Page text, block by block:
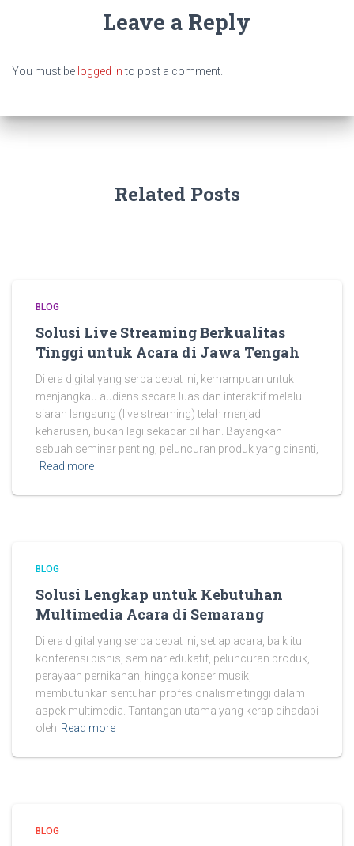
Leave a Reply
You must be logged into post a comment.
Related Posts
BLOG
Solusi Live Streaming Berkualitas
Tinggi untuk Acara di Jawa Tengah
Di era digital yang serba cepat ini, kemampuan untuk
menjangkau audiens secara luas dan interaktif melalui
siaran langsung (live streaming) telah menjadi
keharusan, bukan lagi sekadar pilihan. Bayangkan
sebuah seminar penting, peluncuran produk yang dinanti,
Read more
BLOG
Solusi Lengkap untuk Kebutuhan
Multimedia Acara di Semarang
Di era digital yang serba cepat ini, setiap acara, baik itu
konferensi bisnis, seminar edukatif, peluncuran produk,
perayaan pernikahan, hingga konser musik,
membutuhkan sentuhan profesionalisme tinggi dalam
aspek multimedia. Tantangan utama yang kerap dihadapi
oleh Read more
BLOG